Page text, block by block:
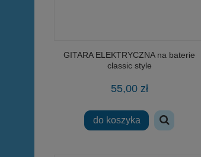
GITARA ELEKTRYCZNA na baterie
classic style
55,00 zł
do koszyka